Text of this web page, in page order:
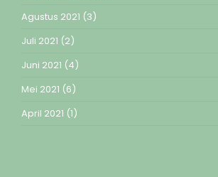
Agustus 2021 (3)
Juli 2021 (2)
Juni 2021 (4)
Mei 2021 (6)
April 2021 (1)